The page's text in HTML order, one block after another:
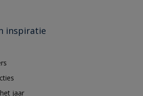
inspiratie
jaar